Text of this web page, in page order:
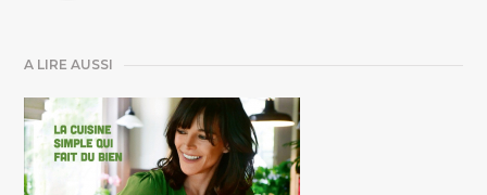
A LIRE AUSSI